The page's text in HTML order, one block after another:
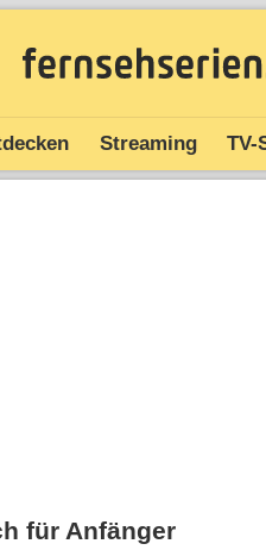
Streaming TV-
für Anfänger